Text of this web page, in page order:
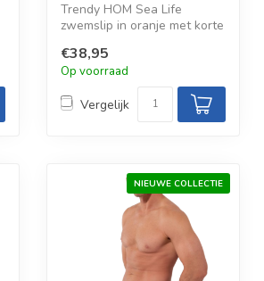
Trendy HOM Sea Life
zwemslip in oranje met korte
uitgesneden ...
€38,95
Op voorraad
Vergelijk
NIEUWE COLLECTIE